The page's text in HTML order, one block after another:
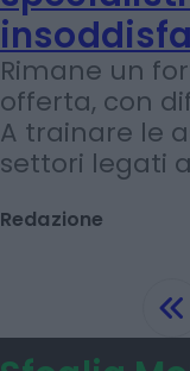
LAVORO E WELFARE
Lavoro:
Rimane un
offerta, con